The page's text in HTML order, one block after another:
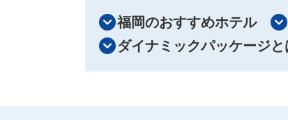
福岡のおすすめホテル
ダイナミックパッケージと